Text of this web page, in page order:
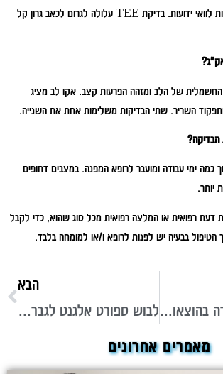
לאקו לב חיצוני אין תופעות לוואי ידועות. בדיקת TEE עלולה לגרום לכאב גרון קל
של הלב ומזהה הפרעות קצב. אקו לב מציג
השריר. שתי הבדיקות משלימות אחת את השנייה.
כמה ימי עבודה ומועבר לרופא המפנה. במצבים דחופים
יותר.
דעת רפואית או המלצה רפואית מכל סוג שהוא, כדי לקבל
הטיפול בבעיה יש לפנות לרופא ו/או למומחה בלבד.
4 התנאים להכרה בהוצאות מו"פ לצרכי מס בישראל שכל יזם חייב להכיר
הבא
לבוש ספורט אלגנט לגבר: סטייל מנצח לכל שעה ביום
מאמרים אחרונים